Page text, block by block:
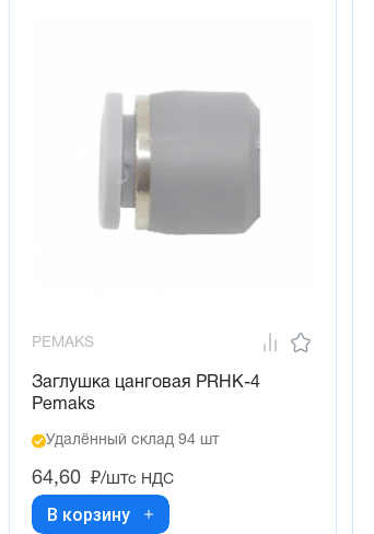
PEMAKS
Заглушка цанговая PRHK-4
Pemaks
Удалённый склад 94 шт
64,60 ₽/штс НДС
В корзину